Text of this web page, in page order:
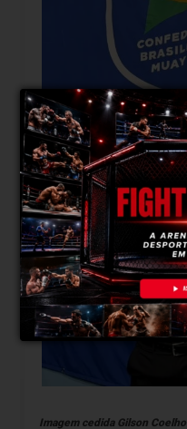
Imagem cedida Gilson Coelho